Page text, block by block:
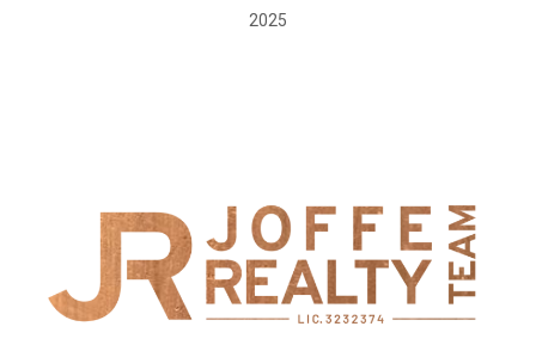
2025